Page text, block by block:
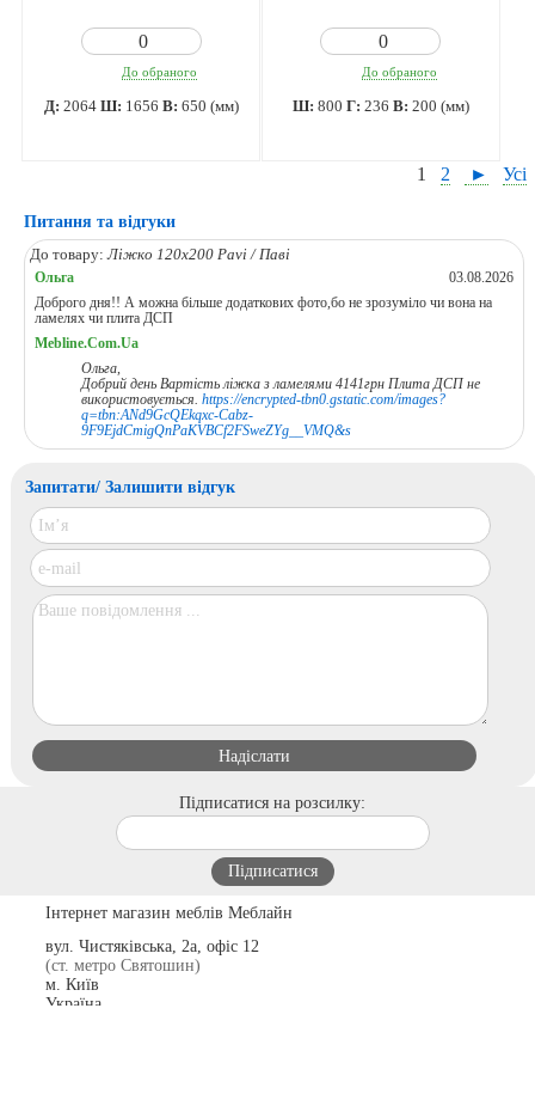
До обраного
Д: 2064Ш: 1656 В: 650 (мм)
До обраного
Ш: 800 Г: 236 В: 200 (мм)
1 2 ► Усі
Питання та відгуки
До товару:Ліжко 120х200 Pavi / Паві
Ольга
03.08.2026
Доброго дня!! А можна більше додаткових фото,бо не зрозуміло чи вона на
ламелях чи плита ДСП
Mebline.Com.Ua
Ольга,
Добрий день Вартість ліжка з ламелями 4141грн Плита ДСП не
використовується. https://encrypted-tbn0.gstatic.com/images?
q=tbn:ANd9GcQEkqxc-Cabz-
9F9EjdCmigQnPaKVBCf2FSweZYg__VMQ&s
Запитати/ Залишити відгук
Підписатися на розсилку:
Інтернет магазин меблів Меблайн
вул. Чистяківська, 2а, офіс 12
(ст. метро Святошин)
м. Київ
Україна